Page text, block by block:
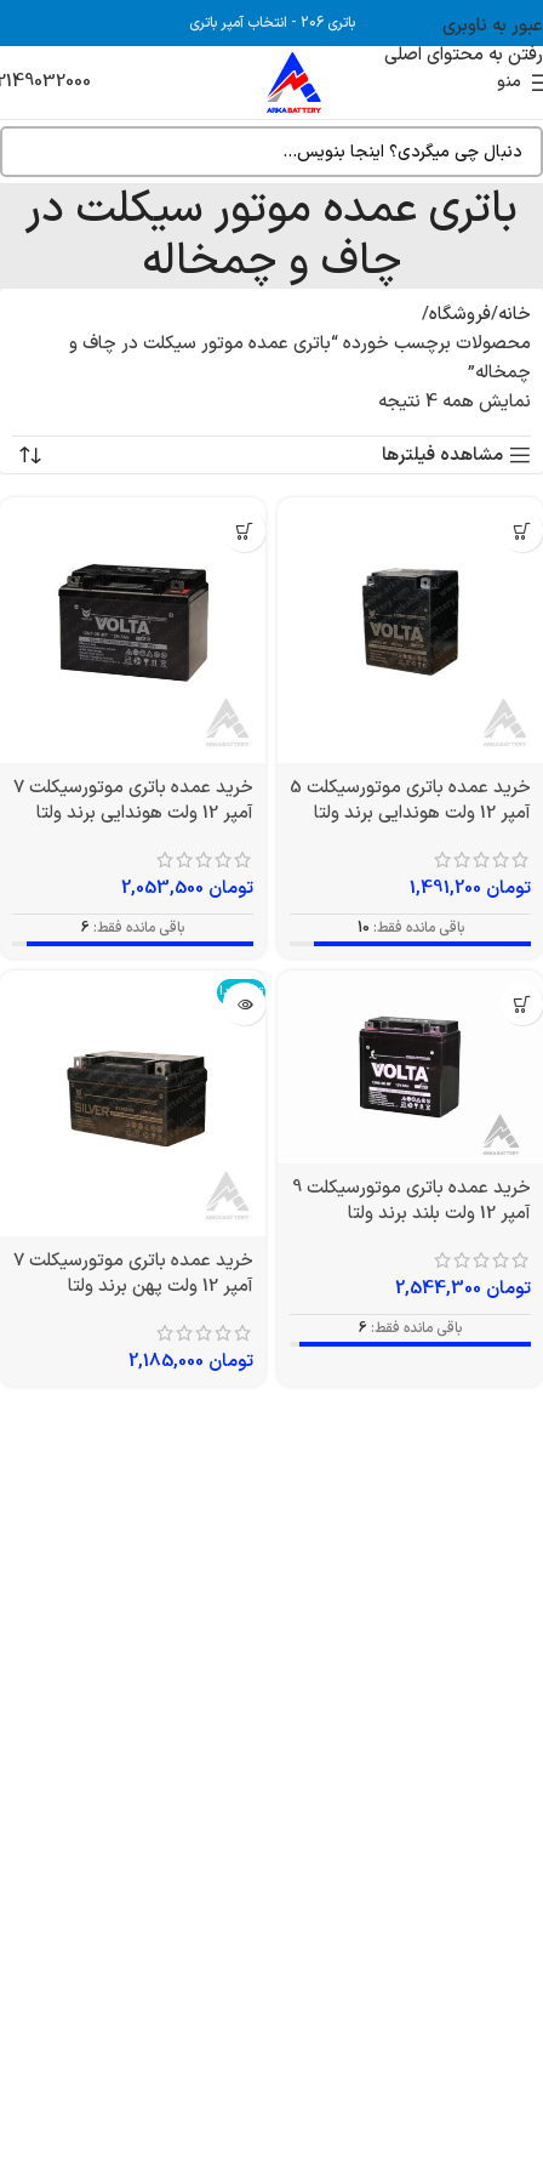
عبور به ناوبری
رفتن به محتوای اصلی
باتری 206 - انتخاب آمپر باتری
منو
باتری عمده موتور سیکلت در
چاف و چمخاله
خانه فروشگاه
محصولات برچسب خورده “باتری عمده موتور سیکلت در چاف و
چمخاله”
نمایش همه 4 نتیجه
مشاهده فیلترها
خرید عمده باتری موتورسیکلت 5
آمپر 12 ولت هوندایی برند ولتا
تومان
باقی مانده فقط: 10
خرید عمده باتری موتورسیکلت 7
آمپر 12 ولت هوندایی برند ولتا
تومان
باقی مانده فقط: 6
خرید عمده باتری موتورسیکلت 9
آمپر 12 ولت بلند برند ولتا
تومان
باقی مانده فقط: 6
تمام شد!
خرید عمده باتری موتورسیکلت 7
آمپر 12 ولت پهن برند ولتا
تومان